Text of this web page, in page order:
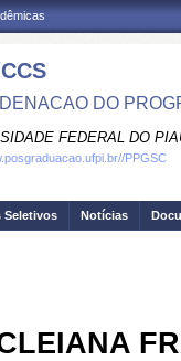
DO
FEDERAL DO
PPGSC
Seletivos Notícias